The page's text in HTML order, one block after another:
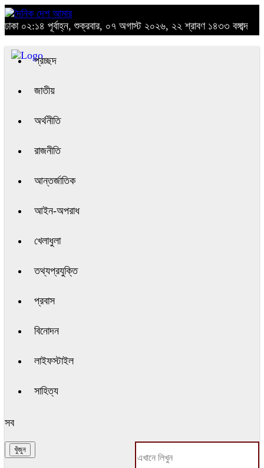
ঢাকা ০২:১৪ পূর্বাহ্ন, শুক্রবার, ০৭ অগাস্ট ২০২৬, ২২ শ্রাবণ ১৪৩৩ বঙ্গাব্দ
প্রচ্ছদ
জাতীয়
অর্থনীতি
রাজনীতি
আন্তর্জাতিক
আইন-অপরাধ
খেলাধুলা
তথ্যপ্রযুক্তি
প্রবাস
বিনোদন
লাইফস্টাইল
সাহিত্য
সব